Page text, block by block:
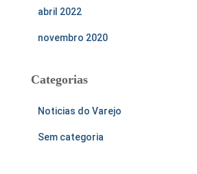
abril 2022
novembro 2020
Categorias
Noticias do Varejo
Sem categoria